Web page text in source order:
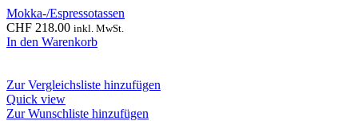
Mokka-/Espressotassen
CHF 218.00 inkl. MwSt.
In den Warenkorb
Zur Vergleichsliste hinzufügen
Quick view
Zur Wunschliste hinzufügen